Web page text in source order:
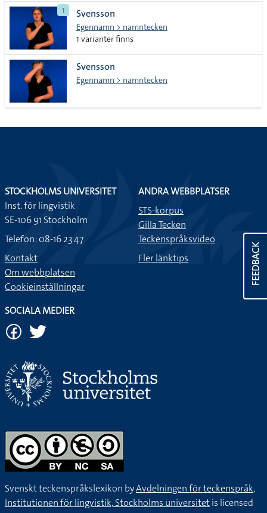
1 Svensson
Egennamn > namntecken
1 varianter finns
Svensson
Egennamn > namntecken
FEEDBACK
STOCKHOLMS UNIVERSITET
Inst. för lingvistik
SE-106 91 Stockholm
Telefon: 08-16 23 47
Kontakt
Om webbplatsen
Cookieinställningar
ANDRA WEBBPLATSER
STS-korpus
Gilla Tecken
Teckenspråksvideo
Fler länktips
SOCIALA MEDIER
Svenskt teckenspråkslexikon byAvdelningen för teckenspråk,
Institutionen för lingvistik, Stockholms universitetis licensed